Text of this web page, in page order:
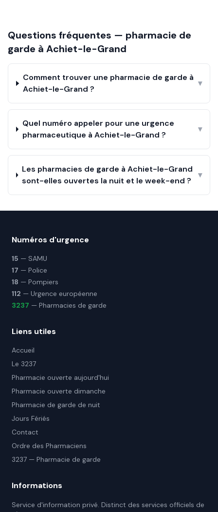
Questions fréquentes — pharmacie de
garde à Achiet-le-Grand
Comment trouver une pharmacie de garde à
Achiet-le-Grand ?
▾
Quel numéro appeler pour une urgence
pharmaceutique à Achiet-le-Grand ?
▾
Les pharmacies de garde à Achiet-le-Grand
sont-elles ouvertes la nuit et le week-end ?
▾
Numéros d'urgence
15 — SAMU
17 — Police
18 — Pompiers
112 — Urgence européenne
3237 — Pharmacies de garde
Liens utiles
Accueil
Le 3237
Pharmacie ouverte aujourd'hui
Pharmacie ouverte dimanche
Pharmacie de garde de nuit
Jours Fériés
Contact
Ordre des Pharmaciens
3237 — Pharmacie de garde
Informations
Service d'information privé. Distinct des services officiels de